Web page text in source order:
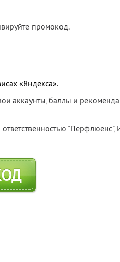
промокод.
«Яндекса».
аккаунты, баллы и
"Перфлюенс",